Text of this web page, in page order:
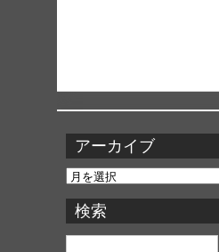
アーカイブ
ア
カ
イ
ブ
検索
検